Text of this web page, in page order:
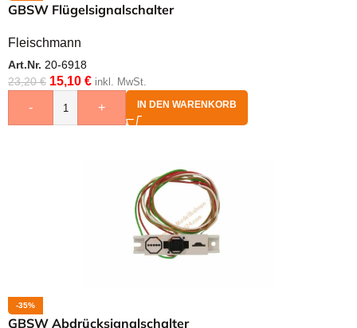
GBSW Flügelsignalschalter
Fleischmann
Art.Nr. 20-6918
23,20€ 15,10 € inkl. MwSt.
- + IN DEN WARENKORB
-35%
GBSW Abdrücksignalschalter